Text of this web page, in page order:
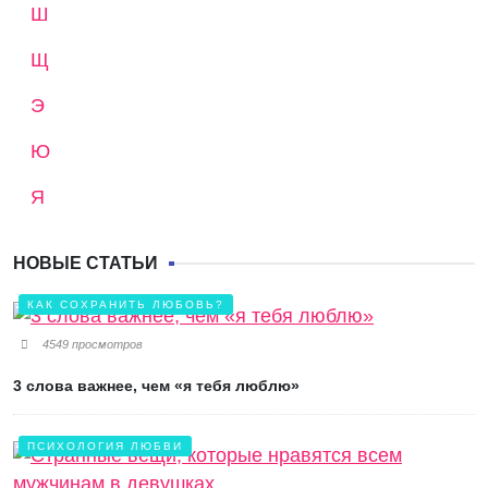
Ш
Щ
Э
Ю
Я
НОВЫЕ СТАТЬИ
КАК СОХРАНИТЬ ЛЮБОВЬ?
4549 просмотров
3 слова важнее, чем «я тебя люблю»
ПСИХОЛОГИЯ ЛЮБВИ